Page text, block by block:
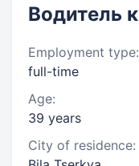
Водитель
Employment type:
full-time
Age:
39 years
City of residence: